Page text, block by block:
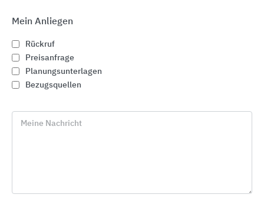
Mein Anliegen
Rückruf
Preisanfrage
Planungsunterlagen
Bezugsquellen
Meine Nachricht